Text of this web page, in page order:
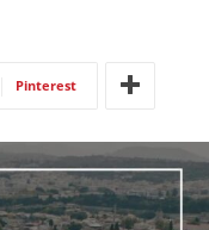
Pinterest